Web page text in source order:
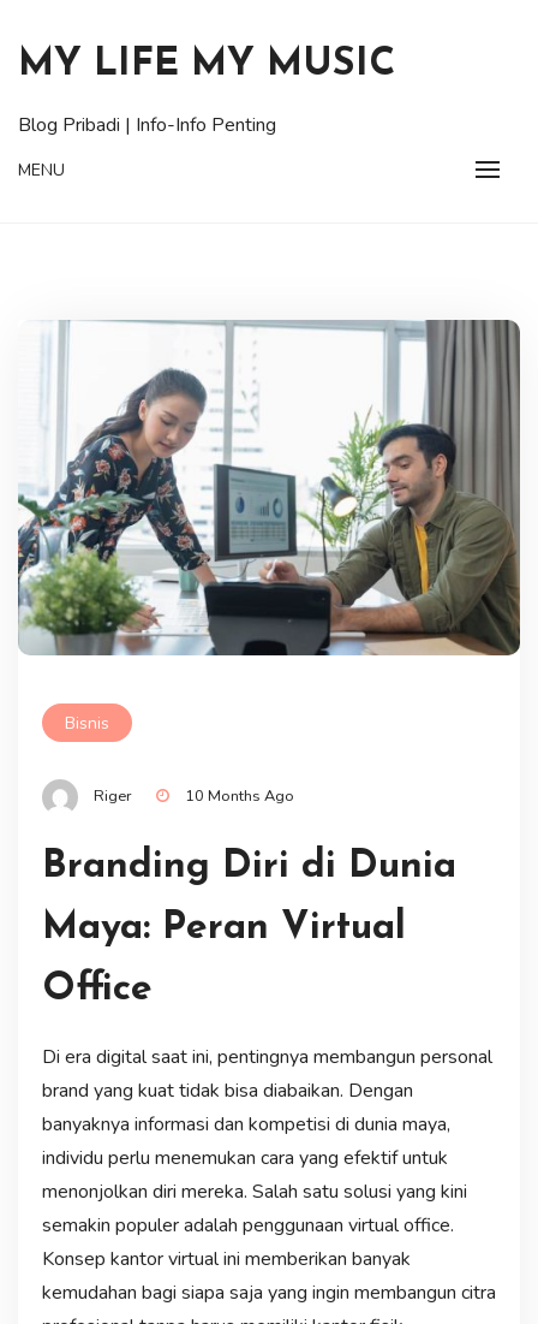
content
MY LIFE MY MUSIC
Blog Pribadi | Info-Info Penting
MENU
Bisnis
Riger 10 Months Ago
Branding Diri di Dunia
Maya: Peran Virtual
Office
Di era digital saat ini, pentingnya membangun personal
brand yang kuat tidak bisa diabaikan. Dengan
banyaknya informasi dan kompetisi di dunia maya,
individu perlu menemukan cara yang efektif untuk
menonjolkan diri mereka. Salah satu solusi yang kini
semakin populer adalah penggunaan virtual office.
Konsep kantor virtual ini memberikan banyak
kemudahan bagi siapa saja yang ingin membangun citra